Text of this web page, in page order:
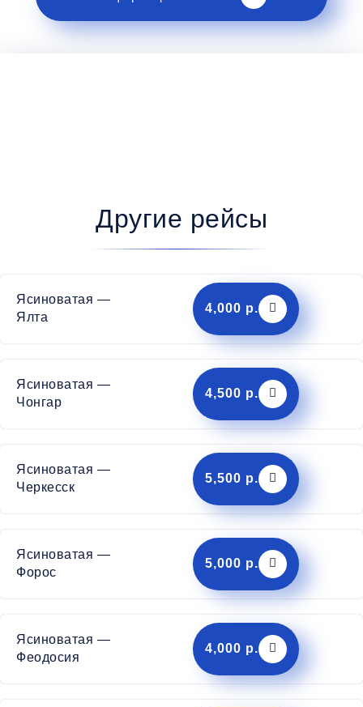
Другие рейсы
Ясиноватая —
Ялта
4,000 р.
Ясиноватая —
Чонгар
4,500 р.
Ясиноватая —
Черкесск
5,500 р.
Ясиноватая —
Форос
5,000 р.
Ясиноватая —
Феодосия
4,000 р.